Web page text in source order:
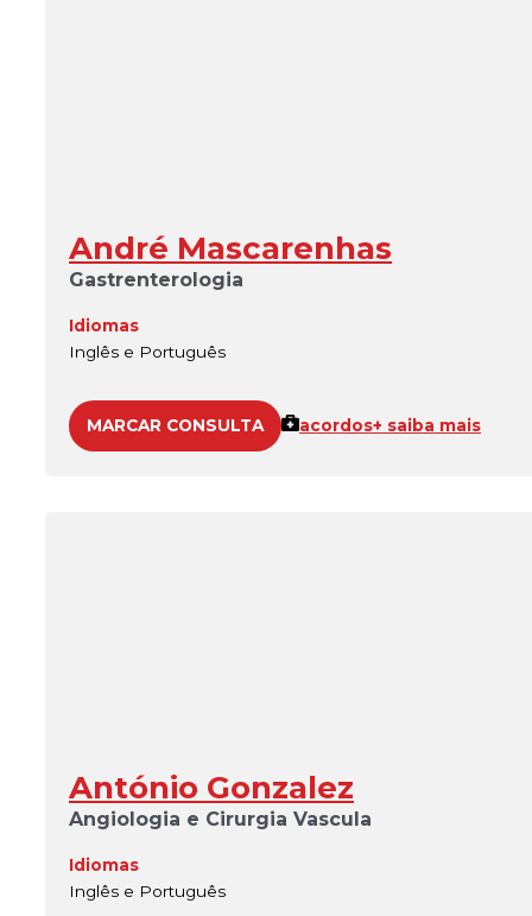
André Mascarenhas
Gastrenterologia
Idiomas
Inglês e Português
MARCAR CONSULTA acordos+ saiba mais
António Gonzalez
Angiologia e Cirurgia Vascula
Idiomas
Inglês e Português